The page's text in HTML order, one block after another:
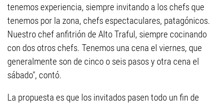
tenemos experiencia, siempre invitando a los chefs que
tenemos por la zona, chefs espectaculares, patagónicos.
Nuestro chef anfitrión de Alto Traful, siempre cocinando
con dos otros chefs. Tenemos una cena el viernes, que
generalmente son de cinco o seis pasos y otra cena el
sábado", contó.
La propuesta es que los invitados pasen todo un fin de